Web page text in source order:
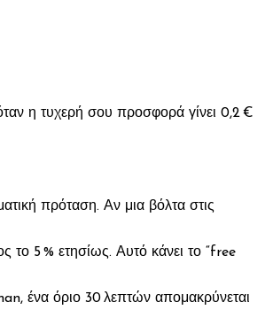
η τυχερή σου προσφορά γίνει 0,2 €
πρόταση. Αν μια βόλτα στις
5 % ετησίως. Αυτό κάνει το “free
ένα όριο 30 λεπτών απομακρύνεται